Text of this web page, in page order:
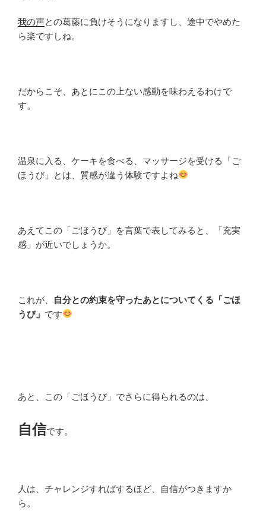
我の声との葛藤に負けそうになりますし、途中でやめた
ら楽ですしね。
だからこそ、あとにこの上ない感動を味わえるわけで
す。
温泉に入る、ケーキを食べる、マッサージを受ける「ご
ほうび」とは、質感が違う体験ですよね
あえてこの「ごほうび」を言葉で表してみると、「充実
感」が近いでしょうか。
これが、
自分との約束を守ったあとについてくる「ごほ
うび」 です
あと、この「ごほうび」でさらに得られるのは、
自信です。
人は、チャレンジすればするほど、自信がつきますか
ら。